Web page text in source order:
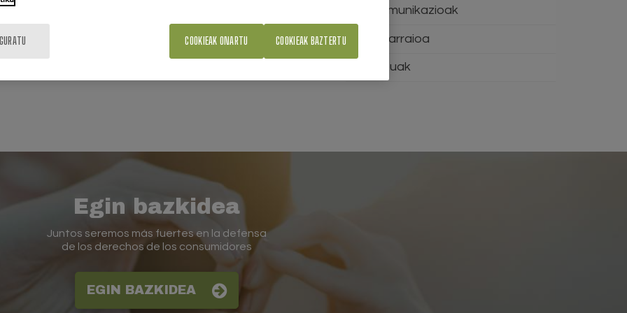
Telekomunikazioak
Tren-garraioa
Zerbitzuak
Egin bazkidea
Juntos seremos más fuertes en la defensa
de los derechos de los consumidores
EGIN BAZKIDEA
COOKIEAK BAZTERTU
COOKIEAK ONARTU